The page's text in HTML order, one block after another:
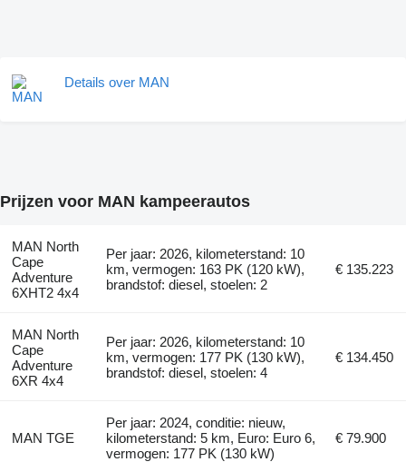
Details over MAN
Prijzen voor MAN kampeerautos
MAN North
Cape
Adventure
6XHT2 4x4
Per jaar: 2026, kilometerstand: 10
km, vermogen: 163 PK (120 kW),
brandstof: diesel, stoelen: 2
€ 135.223
MAN North
Cape
Adventure
6XR 4x4
Per jaar: 2026, kilometerstand: 10
km, vermogen: 177 PK (130 kW),
brandstof: diesel, stoelen: 4
€ 134.450
MAN TGE
Per jaar: 2024, conditie: nieuw,
kilometerstand: 5 km, Euro: Euro 6,
vermogen: 177 PK (130 kW)
€ 79.900